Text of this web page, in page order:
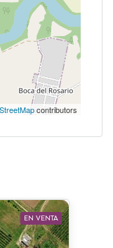
contributors
EN VENTA